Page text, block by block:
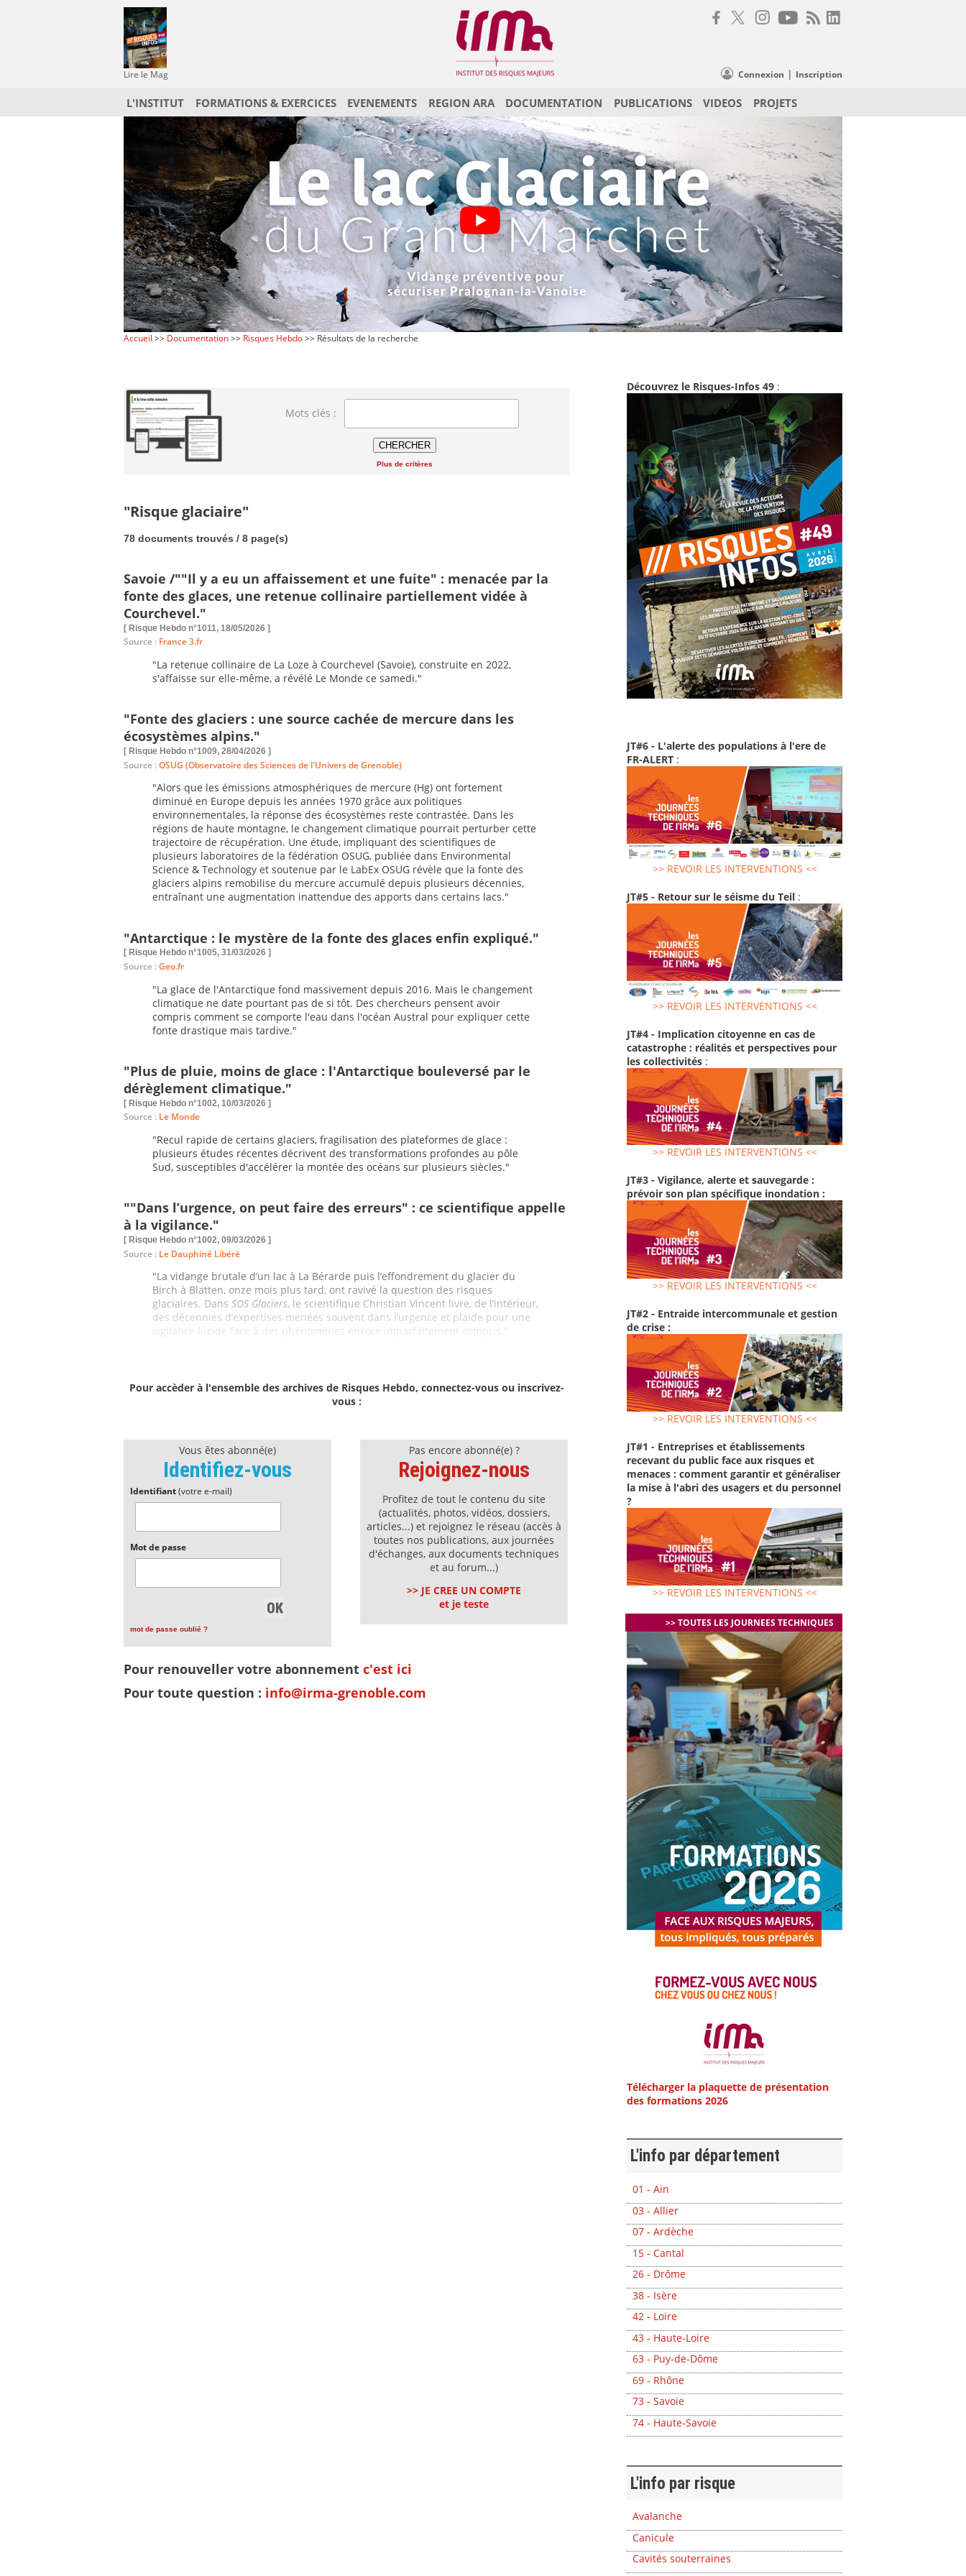
Lire le Mag Connexion | Inscription
L'INSTITUT FORMATIONS & EXERCICES EVENEMENTS REGION ARA DOCUMENTATION PUBLICATIONS VIDEOS PROJETS
Accueil >> Documentation>> Risques Hebdo>> Résultats de la recherche
Mots clés :
Plus de critères
"Risque glaciaire"
78 documents trouvés / 8 page(s)
Savoie /""Il y a eu un affaissement et une fuite" : menacée par la
fonte des glaces, une retenue collinaire partiellement vidée à
Courchevel."
[ Risque Hebdo n°1011, 18/05/2026 ]
Source : France 3.fr
"La retenue collinaire de La Loze à Courchevel (Savoie), construite en 2022,
s'affaisse sur elle-même, a révélé Le Monde ce samedi."
"Fonte des glaciers : une source cachée de mercure dans les
écosystèmes alpins."
[ Risque Hebdo n°1009, 28/04/2026 ]
Source :OSUG (Observatoire des Sciences de l'Univers de Grenoble)
"Alors que les émissions atmosphériques de mercure (Hg) ont fortement
diminué en Europe depuis les années 1970 grâce aux politiques
environnementales, la réponse des écosystèmes reste contrastée. Dans les
régions de haute montagne, le changement climatique pourrait perturber cette
trajectoire de récupération. Une étude, impliquant des scientifiques de
plusieurs laboratoires de la fédération OSUG, publiée dans Environmental
Science & Technology et soutenue par le LabEx OSUG révèle que la fonte des
glaciers alpins remobilise du mercure accumulé depuis plusieurs décennies,
entraînant une augmentation inattendue des apports dans certains lacs."
"Antarctique : le mystère de la fonte des glaces enfin expliqué."
[ Risque Hebdo n°1005, 31/03/2026 ]
Source :Geo.fr
"La glace de l'Antarctique fond massivement depuis 2016. Mais le changement
climatique ne date pourtant pas de si tôt. Des chercheurs pensent avoir
compris comment se comporte l'eau dans l'océan Austral pour expliquer cette
fonte drastique mais tardive."
"Plus de pluie, moins de glace : l'Antarctique bouleversé par le
dérèglement climatique."
[ Risque Hebdo n°1002, 10/03/2026 ]
Source : Le Monde
"Recul rapide de certains glaciers, fragilisation des plateformes de glace :
plusieurs études récentes décrivent des transformations profondes au pôle
Sud, susceptibles d'accélérer la montée des océans sur plusieurs siècles."
""Dans l’urgence, on peut faire des erreurs" : ce scientifique appelle
à la vigilance."
[ Risque Hebdo n°1002, 09/03/2026 ]
Source : Le Dauphiné Libéré
"La vidange brutale d’un lac à La Bérarde puis l’effondrement du glacier du
Birch à Blatten, onze mois plus tard, ont ravivé la question des risques
glaciaires. Dans SOS Glaciers, le scientifique Christian Vincent livre, de l’intérieur,
des décennies d’expertises menées souvent dans l’urgence et plaide pour une
vigilance lucide face à des phénomènes encore imparfaitement compris."
Pour accèder à l'ensemble des archives de Risques Hebdo, connectez-vous ou inscrivez-
vous :
Vous êtes abonné(e)
Identifiez-vous
Identifiant(votre e-mail)
Mot de passe
mot de passe oublié ?
Pas encore abonné(e) ?
Rejoignez-nous
Profitez de tout le contenu du site
(actualités, photos, vidéos, dossiers,
articles...) et rejoignez le réseau (accès à
toutes nos publications, aux journées
d'échanges, aux documents techniques
et au forum...)
>> JE CREE UN COMPTE
et je teste
Pour renouveller votre abonnement c'est ici
Pour toute question : info@irma-grenoble.com
Découvrez le Risques-Infos 49 :
JT#6 - L'alerte des populations à l'ere de
FR-ALERT :
>> REVOIR LES INTERVENTIONS <<
JT#5 - Retour sur le séisme du Teil :
>> REVOIR LES INTERVENTIONS <<
JT#4 - Implication citoyenne en cas de
catastrophe : réalités et perspectives pour
les collectivités :
>> REVOIR LES INTERVENTIONS <<
JT#3 - Vigilance, alerte et sauvegarde :
prévoir son plan spécifique inondation :
>> REVOIR LES INTERVENTIONS <<
JT#2 - Entraide intercommunale et gestion
de crise :
>> REVOIR LES INTERVENTIONS <<
JT#1 - Entreprises et établissements
recevant du public face aux risques et
menaces : comment garantir et généraliser
la mise à l'abri des usagers et du personnel
?
>> REVOIR LES INTERVENTIONS <<
>> TOUTES LES JOURNEES TECHNIQUES
Télécharger la plaquette de présentation
des formations 2026
L'info par département
01 - Ain
03 - Allier
07 - Ardèche
15 - Cantal
26 - Drôme
38 - Isère
42 - Loire
43 - Haute-Loire
63 - Puy-de-Dôme
69 - Rhône
73 - Savoie
74 - Haute-Savoie
L'info par risque
Avalanche
Canicule
Cavités souterraines